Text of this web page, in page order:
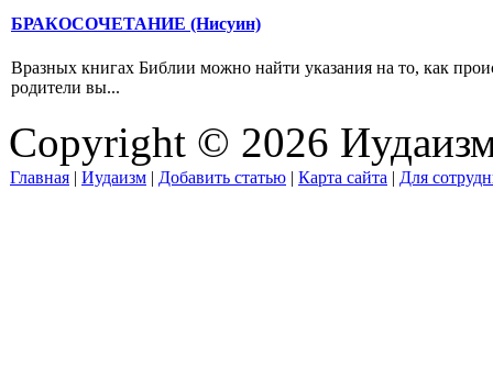
БРАКОСОЧЕТАНИЕ (Нисуин)
Вразных книгах Библии можно найти указания на то, как
родители вы...
Copyright © 2026
Главная | Иудаизм | Добавить статью | Карта сайта | Для